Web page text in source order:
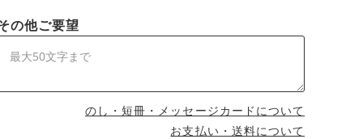
の他ご要望
のし・短冊・メッセージカードについて
お支払い・送料について